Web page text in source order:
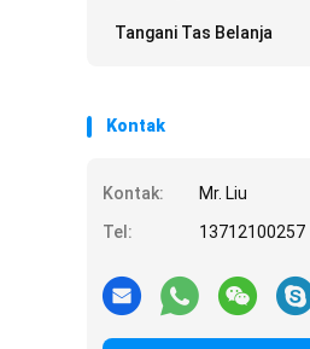
Tangani Tas Belanja
Kontak
Kontak:
Mr. Liu
Tel:
13712100257